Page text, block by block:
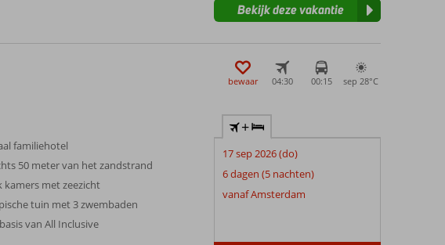
Bekijk deze vakantie
bewaar 04:30 00:15 sep 28°C
familiehotel
50 meter van het zandstrand
kamers met zeezicht
tuin met 3 zwembaden
van All Inclusive
+
17 sep 2026 (do)
6 dagen (5 nachten)
vanaf Amsterdam